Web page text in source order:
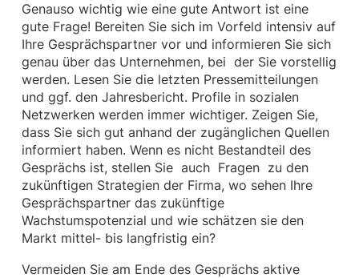
Genauso wichtig wie eine gute Antwort ist eine
gute Frage! Bereiten Sie sich im Vorfeld intensiv auf
Ihre Gesprächspartner vor und informieren Sie sich
genau über das Unternehmen, bei der Sie vorstellig
werden. Lesen Sie die letzten Pressemitteilungen
und ggf. den Jahresbericht. Profile in sozialen
Netzwerken werden immer wichtiger. Zeigen Sie,
dass Sie sich gut anhand der zugänglichen Quellen
informiert haben. Wenn es nicht Bestandteil des
Gesprächs ist, stellen Sie auch Fragen zu den
zukünftigen Strategien der Firma, wo sehen Ihre
Gesprächspartner das zukünftige
Wachstumspotenzial und wie schätzen sie den
Markt mittel- bis langfristig ein?
Vermeiden Sie am Ende des Gesprächs aktive